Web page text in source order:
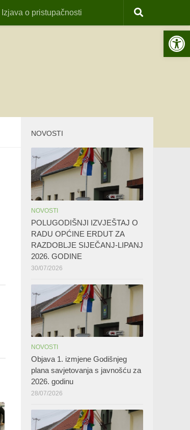
Izjava o pristupačnosti
NOVOSTI
NOVOSTI
POLUGODIŠNJI IZVJEŠTAJ O
RADU OPĆINE ERDUT ZA
RAZDOBLJE SIJEČANJ-LIPANJ
2026. GODINE
30/07/2026
NOVOSTI
Objava 1. izmjene Godišnjeg
plana savjetovanja s javnošću za
2026. godinu
28/07/2026